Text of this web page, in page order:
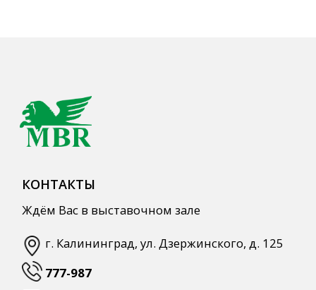
Кордиалы, Сиропы, Основы
Напитки
Профессиональная химия
Одноразовая посуда и упаковка
Инвентарь
Звуковое оборудование
Мебель из нержавеющей стали